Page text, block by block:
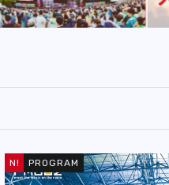
PROGRAM